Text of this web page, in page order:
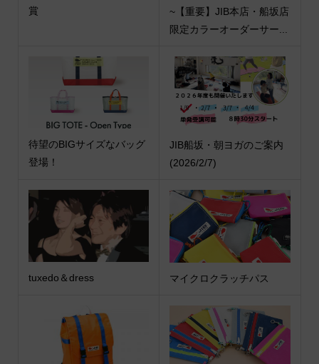
賞
~【重要】JIB本店・船坂店
限定カラーオーダーサー...
待望のBIGサイズなバッグ
登場！
JIB船坂・朝ヨガのご案内
(2026/2/7)
tuxedo＆dress マイクロクラッチパス